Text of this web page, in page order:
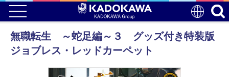
無職転生 ～蛇足編～３ グッズ付き特装版
ジョブレス・レッドカーペット